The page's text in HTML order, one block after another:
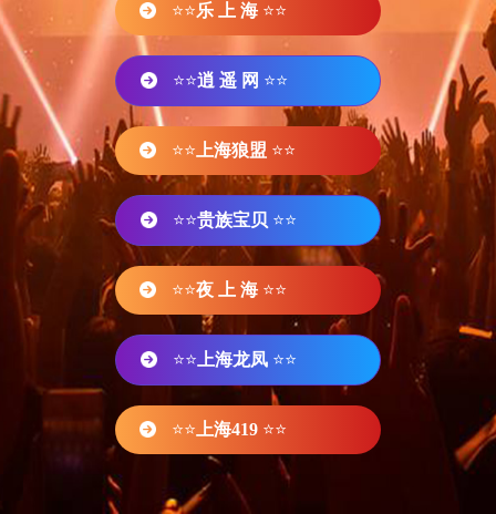
⭐⭐乐 上 海 ⭐⭐
⭐⭐逍 遥 网 ⭐⭐
⭐⭐ 上海狼盟 ⭐⭐
⭐⭐贵族宝贝 ⭐⭐
⭐⭐夜 上 海 ⭐⭐
⭐⭐ 上海龙凤 ⭐⭐
⭐⭐ 上海419 ⭐⭐